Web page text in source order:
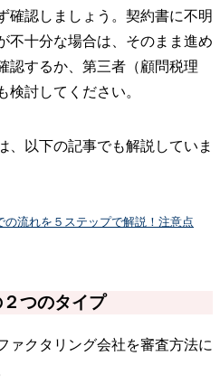
確認しましょう。契約書に不明
不十分な場合は、そのまま進め
認するか、第三者（顧問税理
検討してください。
、以下の記事でも解説していま
の流れを５ステップで解説！注意点
つのタイプ
ァクタリング会社を審査方法に